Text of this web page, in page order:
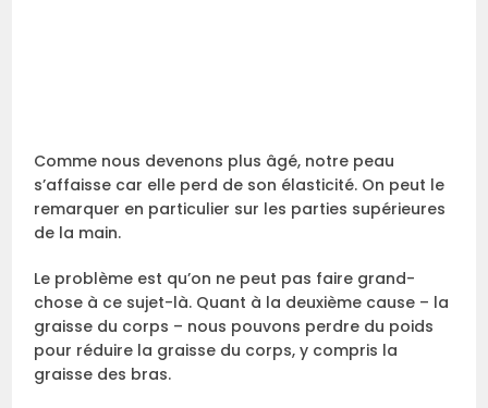
Comme nous devenons plus âgé, notre peau
s’affaisse car elle perd de son élasticité. On peut le
remarquer en particulier sur les parties supérieures
de la main.
Le problème est qu’on ne peut pas faire grand-
chose à ce sujet-là. Quant à la deuxième cause – la
graisse du corps – nous pouvons perdre du poids
pour réduire la graisse du corps, y compris la
graisse des bras.